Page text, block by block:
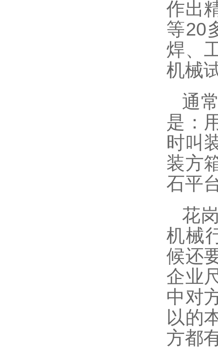
作出
等20
焊、
机械
通
是：
时叫
装方
石平
花
机械
候还
企业
中对
以的
方都